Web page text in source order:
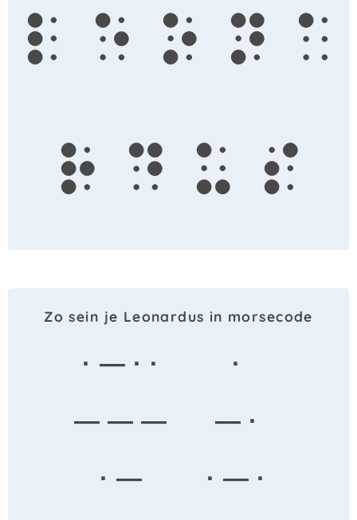
l e o n a
r d u s
Zo sein je Leonardus in morsecode
· — · ·
·
— — —
— ·
· —
· — ·